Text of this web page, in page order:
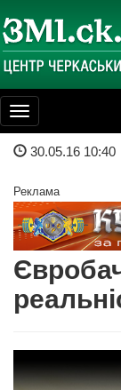
Toggle
navigation
30.05.16 10:40
Реклама